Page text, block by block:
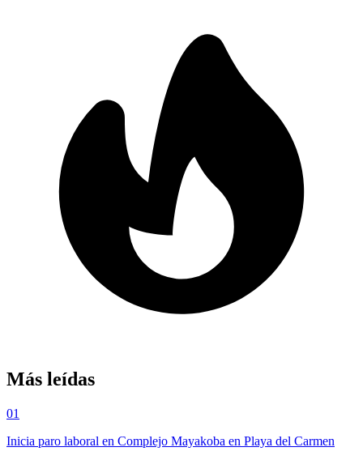
Más leídas
01
Inicia paro laboral en Complejo Mayakoba en Playa del Carmen